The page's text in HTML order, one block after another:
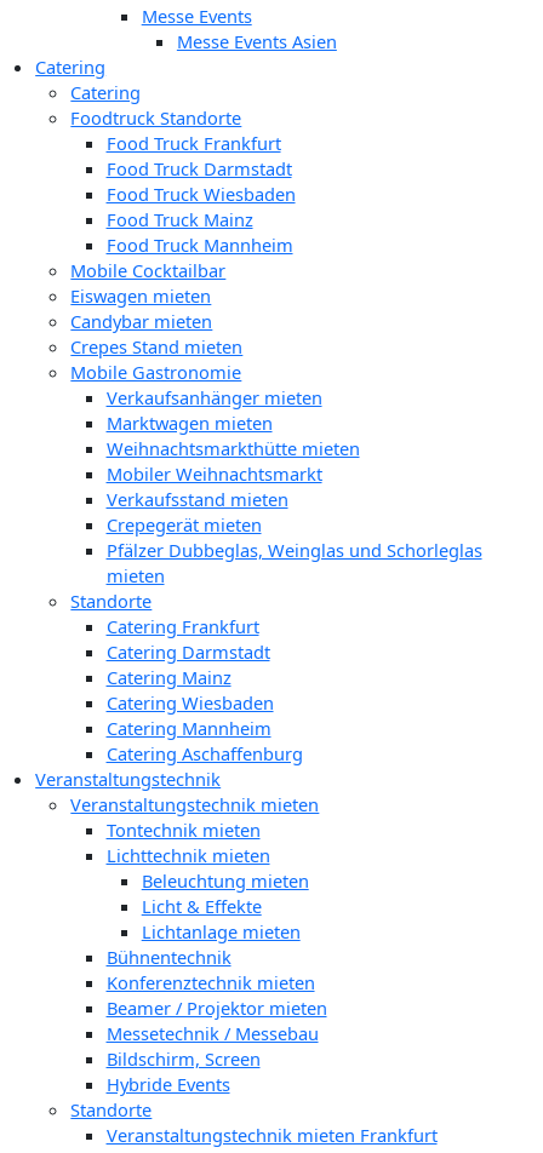
Messe Events
Messe Events Asien
Catering
Catering
Foodtruck Standorte
Food Truck Frankfurt
Food Truck Darmstadt
Food Truck Wiesbaden
Food Truck Mainz
Food Truck Mannheim
Mobile Cocktailbar
Eiswagen mieten
Candybar mieten
Crepes Stand mieten
Mobile Gastronomie
Verkaufsanhänger mieten
Marktwagen mieten
Weihnachtsmarkthütte mieten
Mobiler Weihnachtsmarkt
Verkaufsstand mieten
Crepegerät mieten
Pfälzer Dubbeglas, Weinglas und Schorleglas
mieten
Standorte
Catering Frankfurt
Catering Darmstadt
Catering Mainz
Catering Wiesbaden
Catering Mannheim
Catering Aschaffenburg
Veranstaltungstechnik
Veranstaltungstechnik mieten
Tontechnik mieten
Lichttechnik mieten
Beleuchtung mieten
Licht & Effekte
Lichtanlage mieten
Bühnentechnik
Konferenztechnik mieten
Beamer / Projektor mieten
Messetechnik / Messebau
Bildschirm, Screen
Hybride Events
Standorte
Veranstaltungstechnik mieten Frankfurt